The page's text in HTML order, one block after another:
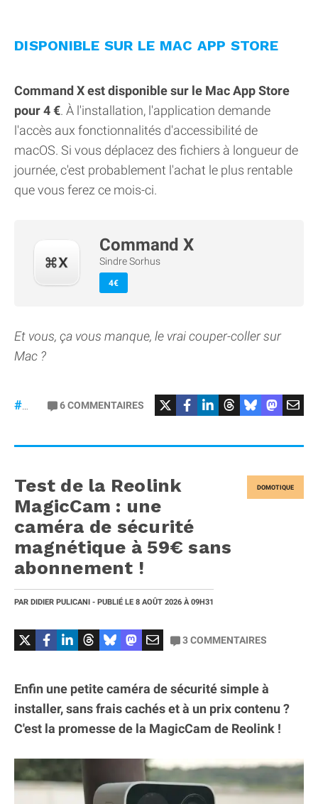
DISPONIBLE SUR LE MAC APP STORE
Command X est disponible sur le Mac App Store
pour 4 €. À l'installation, l'application demande
l'accès aux fonctionnalités d'accessibilité de
macOS. Si vous déplacez des fichiers à longueur de
journée, c'est probablement l'achat le plus rentable
que vous ferez ce mois-ci.
Command X
Sindre Sorhus
4€
Et vous, ça vous manque, le vrai couper-coller sur
Mac ?
#macOS 6COMMENTAIRES
DOMOTIQUE
Test de la Reolink
MagicCam : une
caméra de sécurité
magnétique à 59€ sans
abonnement !
PAR DIDIER PULICANI - PUBLIÉ LE 8 AOÛT 2026 À 09H31
3COMMENTAIRES
Enfin une petite caméra de sécurité simple à
installer, sans frais cachés et à un prix contenu ?
C'est la promesse de la MagicCam de Reolink !